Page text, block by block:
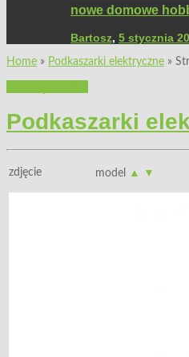
nowe domowe
Bartosz, 5 stycznia
Home » Podkaszarki elektryczne »
Podkaszarki
zdjęcie model ▲ ▼